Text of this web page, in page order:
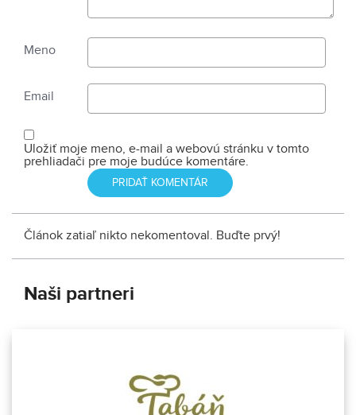
Meno
Email
Uložiť moje meno, e-mail a webovú stránku v tomto
prehliadači pre moje budúce komentáre.
Článok zatiaľ nikto nekomentoval. Buďte prvý!
Naši partneri